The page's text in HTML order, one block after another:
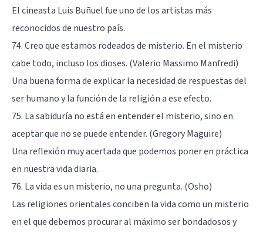
El cineasta Luis Buñuel fue uno de los artistas más
reconocidos de nuestro país.
74. Creo que estamos rodeados de misterio. En el misterio
cabe todo, incluso los dioses. (Valerio Massimo Manfredi)
Una buena forma de explicar la necesidad de respuestas del
ser humano y la función de la religión a ese efecto.
75. La sabiduría no está en entender el misterio, sino en
aceptar que no se puede entender. (Gregory Maguire)
Una reflexión muy acertada que podemos poner en práctica
en nuestra vida diaria.
76. La vida es un misterio, no una pregunta. (Osho)
Las religiones orientales conciben la vida como un misterio
en el que debemos procurar al máximo ser bondadosos y